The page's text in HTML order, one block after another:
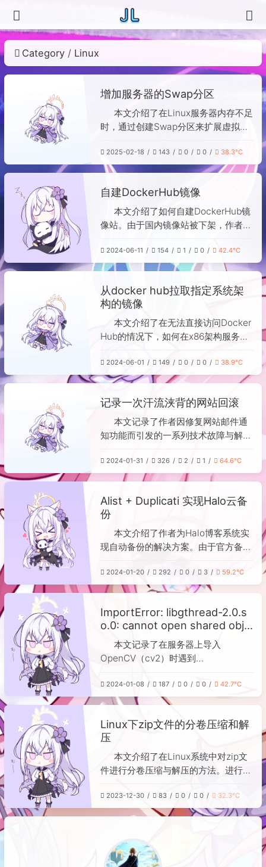
Category Linux
增加服务器的Swap分区
本文介绍了在Linux服务器内存不足
时，通过创建Swap分区来扩展虚拟内
导致容器重启，借鉴Windows虚拟内
存机制，在Linux中利用Swap分区将
理内存。具体步骤包括使用dd命令创建
交换文件、格式化为交换空间、启用并
设置开机自动挂载。虽然Swap可能影
而崩溃，是一种实用的应急策略。
2025-02-18 143 0 0 38.3℃
自建DockerHub镜像
本文介绍了如何自建DockerHub镜
像站。由于国内镜像站被下架，作者通
registry-mirror项目，运行docker-
compose命令快速搭建镜像代理服
时，可通过修改配置文件调整。建议配
置Nginx反向代理以域名访问，并在本
地Docker的daemon.json中设置镜像
地址。具体配置细节可参考原项目
2024-06-11 154 1 0 42.4℃
从docker hub拉取指定系统架
构的镜像
本文介绍了在无法直接访问Docker
Hub的情况下，如何在x86架构服务器
因网络限制无法直接拉取镜像，且需为
ARM架构的N1盒子安装特定镜像。解
ARM镜像对应的唯一SHA256校验码，
使用`docker pull`命令时在镜像名称
后添加`@sha256:`及该校验码，即可
构限制。
2024-06-01 149 0 0 38.9℃
记录一次汗流浃背的网站回滚
本文记录了作者因修复网站邮件通
知功能而引发的一系列技术故障与解决
服务未开通，在尝试配置时，1Panel管
理面板意外返回503错误。作者排查服
决定重装1Panel，却误删了映射到其数
据目录的MySQL数据，导致依赖数据
库的容器全部异常。 所幸Halo每日有
备份，作者通过上传本地备份文件成功
503，最终发现是代理梯子配置问题：
切换回常用梯子后登录成功。作者推测
后续绑定域名后问题彻底解决。整个过
程虽曲折，但最终有惊无险，并提醒了
数据备份和网络配置的重要性。
2024-01-31 326 2 1 64.6℃
Alist + Duplicati 实现Halo云备
份
本文介绍了作者为Halo博客系统实
现自动备份的解决方案。由于官方备份
过修改现有Python脚本（调用Halo备
份API）自动创建备份文件，并优化为
Alist（用于统一管理多个网盘）和
Duplicati（定时备份工具），将备份
文件通过WebDAV协议上传至云盘（如
坚果云、123盘等）。文章详细说明了
最终实现低成本、可扩展的多重云备份
方案。
2024-01-20 292 0 3 59.2℃
ImportError: libgthread-2.0.s
o.0: cannot open shared obje
ct file: No such file or director
y
本文记录了在服务器上导入
OpenCV（cv2）时遇到
2.0.so.0”错误。该错误是由于系统中缺
少必要的共享库文件所致。解决方法是
命令为：`apt-get update` 和 `apt-
get install libglib2.0-dev`。执行后即
可修复依赖问题，使OpenCV正常导
入。
2024-01-08 187 0 0 42.7℃
Linux下zip文件的分卷压缩和解
压
本文介绍了在Linux系统中对zip文
件进行分卷压缩与解压的方法。进行分
`zip -r -s 1m log.zip log/`，其中`-r`
表示递归压缩目录，`-s`指定分卷大
F log.zip --out LOG.zip`命令将所有
分卷修复并合并为一个完整的zip文
2023-12-30 83 0 0 32.3℃